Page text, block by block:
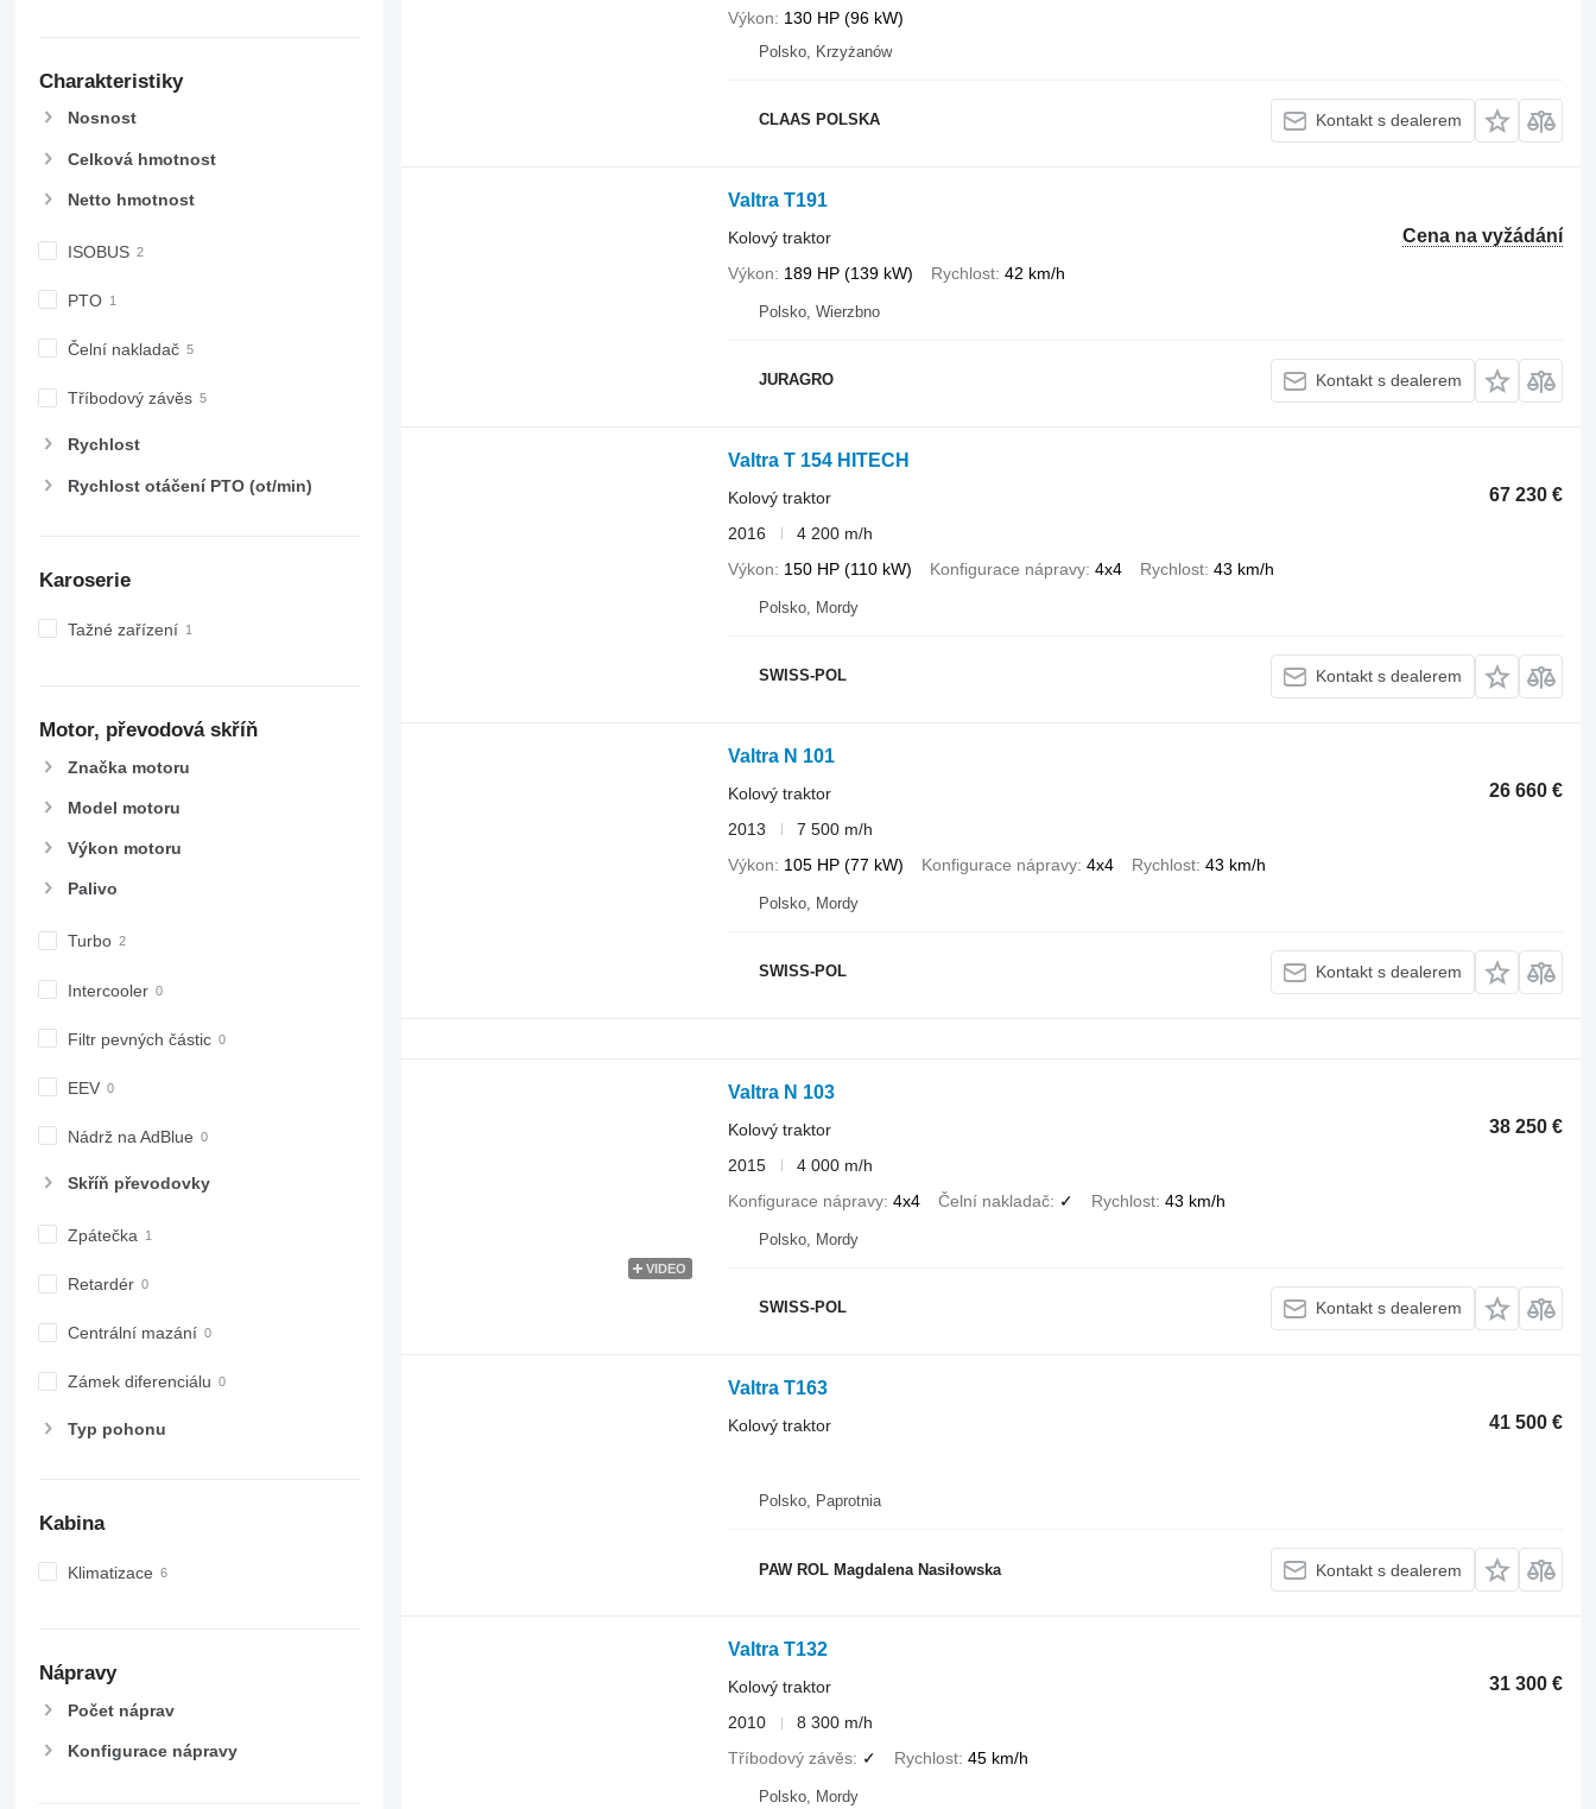
Charakteristiky
Nosnost
Celková hmotnost
Netto hmotnost
ISOBUS
PTO
Čelní nakladač
Tříbodový závěs
Rychlost
Rychlost otáčení PTO (ot/min)
Karoserie
Tažné zařízení
Motor, převodová skříň
Značka motoru
Model motoru
Výkon motoru
Palivo
Turbo
Intercooler
Filtr pevných částic
EEV
Nádrž na AdBlue
Skříň převodovky
Zpátečka
Retardér
Centrální mazání
Zámek diferenciálu
Typ pohonu
Kabina
Klimatizace
Nápravy
Počet náprav
Konfigurace nápravy
Výkon
130 HP (96 kW)
Polsko, Krzyżanów
CLAAS POLSKA Kontakt s dealerem
Valtra T191
Cena na vyžádání
Kolový traktor
Výkon
189 HP (139 kW) Rychlost 42 km/h
Polsko, Wierzbno
JURAGRO Kontakt s dealerem
Valtra T 154 HITECH
67 230 €
Kolový traktor
2016
4 200 m/h
Výkon
150 HP (110 kW) Konfigurace nápravy 4x4 Rychlost 43 km/h
Polsko, Mordy
SWISS-POL Kontakt s dealerem
Valtra N 101
26 660 €
Kolový traktor
2013
7 500 m/h
Výkon
105 HP (77 kW) Konfigurace nápravy 4x4 Rychlost 43 km/h
Polsko, Mordy
SWISS-POL Kontakt s dealerem
VIDEO
Valtra N 103
38 250 €
Kolový traktor
2015
4 000 m/h
Konfigurace nápravy 4x4 Čelní nakladač ✓ Rychlost 43 km/h
Polsko, Mordy
SWISS-POL Kontakt s dealerem
Valtra T163
41 500 €
Kolový traktor
Polsko, Paprotnia
PAW ROL Magdalena Nasiłowska Kontakt s dealerem
Valtra T132
31 300 €
Kolový traktor
2010
8 300 m/h
Tříbodový závěs
✓ Rychlost 45 km/h
Polsko, Mordy